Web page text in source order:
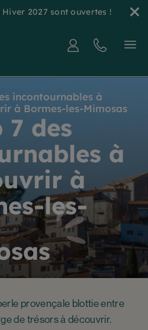
2027 sont ouvertes !
incontournables à
à Bormes-les-Mimosas
7 des
à
à
les-
provençale blottie entre
de trésors à découvrir.